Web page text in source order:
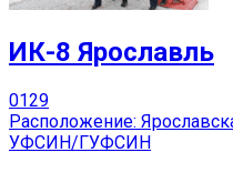
ИК-8 Ярославль
0129
Расположение:
УФСИН/ГУФСИН